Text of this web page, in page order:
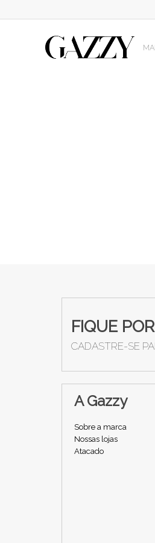
FIQUE
CADASTRE-SE
A Gazzy
Sobre a marca
Nossas lojas
Atacado